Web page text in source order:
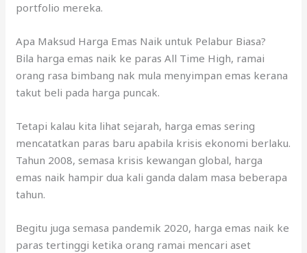
portfolio mereka.
Apa Maksud Harga Emas Naik untuk Pelabur Biasa?
Bila harga emas naik ke paras All Time High, ramai
orang rasa bimbang nak mula menyimpan emas kerana
takut beli pada harga puncak.
Tetapi kalau kita lihat sejarah, harga emas sering
mencatatkan paras baru apabila krisis ekonomi berlaku.
Tahun 2008, semasa krisis kewangan global, harga
emas naik hampir dua kali ganda dalam masa beberapa
tahun.
Begitu juga semasa pandemik 2020, harga emas naik ke
paras tertinggi ketika orang ramai mencari aset